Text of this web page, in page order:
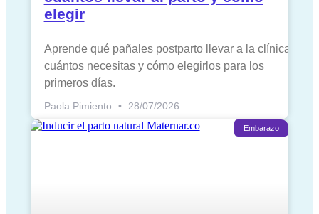
elegir
Aprende qué pañales postparto llevar a la clínica,
cuántos necesitas y cómo elegirlos para los
primeros días.
Paola Pimiento 28/07/2026
Embarazo